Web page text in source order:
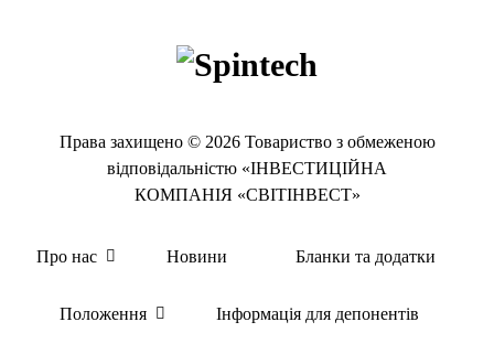
Права захищено © 2026 Товариство з обмеженою
відповідальністю «ІНВЕСТИЦІЙНА
КОМПАНІЯ «СВІТІНВЕСТ»
Про нас Новини Бланки та додатки
Положення Інформація для депонентів